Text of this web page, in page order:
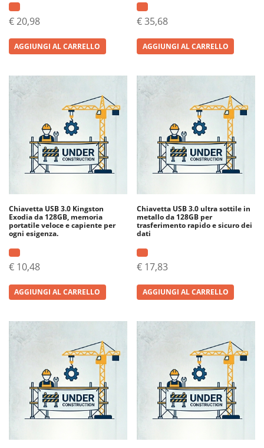
€20,98
AGGIUNGI AL CARRELLO
€35,68
AGGIUNGI AL CARRELLO
Chiavetta USB 3.0 Kingston
Exodia da 128GB, memoria
portatile veloce e capiente per
ogni esigenza.
€ 10,48
AGGIUNGI AL CARRELLO
Chiavetta USB 3.0 ultra sottile in
metallo da 128GB per
trasferimento rapido e sicuro dei
dati
€ 17,83
AGGIUNGI AL CARRELLO